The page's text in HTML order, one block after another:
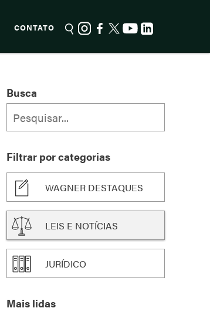
CONTATO
Busca
Filtrar por categorias
WAGNER DESTAQUES
LEIS E NOTÍCIAS
JURÍDICO
Mais lidas